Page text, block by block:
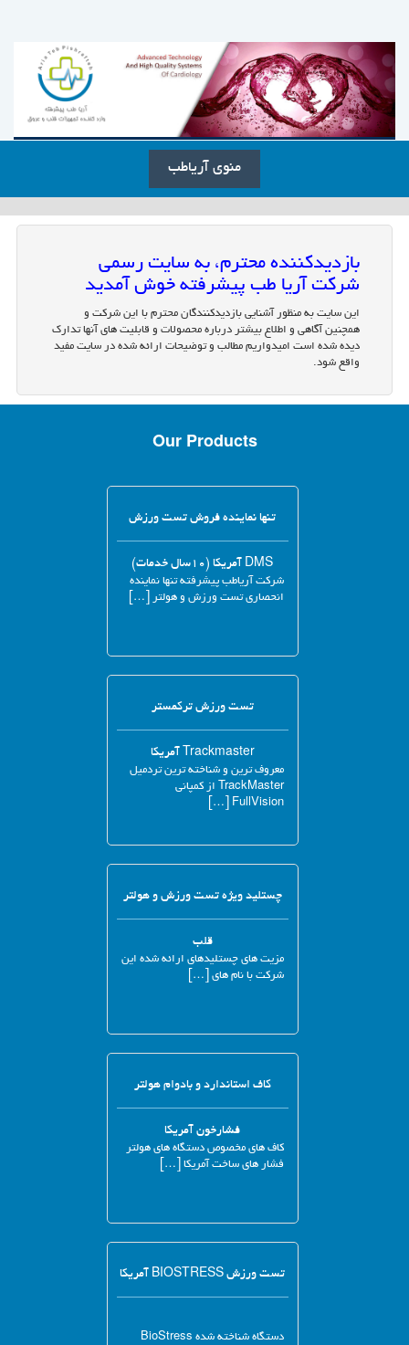
منوی آریاطب
بازدیدکننده محترم، به سایت رسمی
شرکت آریا طب پیشرفته خوش آمدید
این سایت به منظور آشنایی بازدیدکنندگان محترم با این شرکت و
همچنین آگاهی و اطلاع بیشتر درباره محصولات و قابلیت های آنها تدارک
دیده شده است امیدواریم مطالب و توضیحات ارائه شده در سایت مفید
واقع شود.
Our Products
تنها نماینده فروش تست ورزش
DMS آمریکا (۱۰سال خدمات)
شرکت آریاطب پیشرفته تنها نماینده
انحصاری تست ورزش و هولتر […]
تست ورزش ترکمستر
Trackmaster آمریکا
معروف ترین و شناخته ترین تردمیل
TrackMaster از کمپانی
FullVision […]
چستلید ویژه تست ورزش و هولتر
قلب
مزیت های چستلیدهای ارائه شده این
شرکت با نام های […]
کاف استاندارد و بادوام هولتر
فشارخون آمریکا
کاف های مخصوص دستگاه های هولتر
فشار های ساخت آمریکا […]
تست ورزش BIOSTRESS آمریکا
دستگاه شناخته شده BioStress